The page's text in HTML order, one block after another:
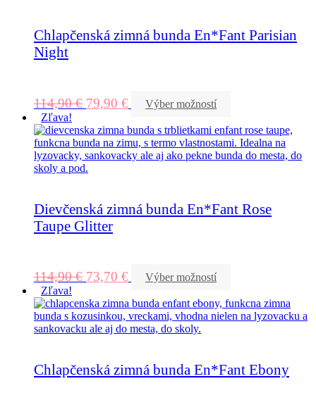
Chlapčenská zimná bunda En*Fant Parisian
Night
114,90€ 79,90 €
Výber možností
Zľava!
Dievčenská zimná bunda En*Fant Rose
Taupe Glitter
114,90€ 73,70 €
Výber možností
Zľava!
Chlapčenská zimná bunda En*Fant Ebony